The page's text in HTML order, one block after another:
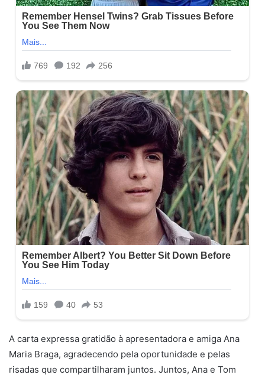
A carta expressa gratidão à apresentadora e amiga Ana
Maria Braga, agradecendo pela oportunidade e pelas
risadas que compartilharam juntos. Juntos, Ana e Tom